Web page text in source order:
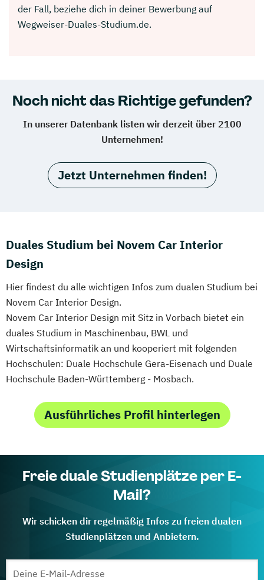
der Fall, beziehe dich in deiner Bewerbung auf
Wegweiser-Duales-Studium.de.
Noch nicht das Richtige gefunden?
In unserer Datenbank listen wir derzeit über 2100
Unternehmen!
Jetzt Unternehmen finden!
Duales Studium bei Novem Car Interior
Design
Hier findest du alle wichtigen Infos zum dualen Studium bei
Novem Car Interior Design.
Novem Car Interior Design mit Sitz in Vorbach bietet ein
duales Studium in Maschinenbau, BWL und
Wirtschaftsinformatik an und kooperiert mit folgenden
Hochschulen: Duale Hochschule Gera-Eisenach und Duale
Hochschule Baden-Württemberg - Mosbach.
Ausführliches Profil hinterlegen
Freie duale Studienplätze per E-
Mail?
Wir schicken dir regelmäßig Infos zu freien dualen
Studienplätzen und Anbietern.